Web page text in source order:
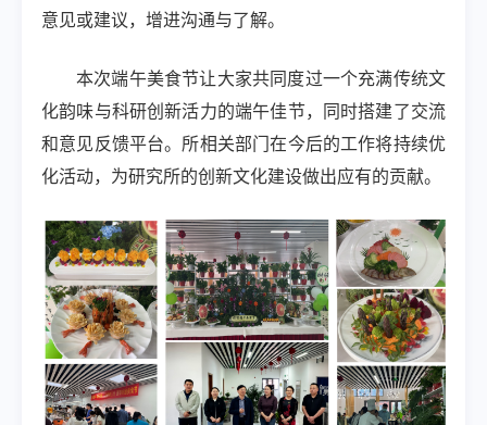
意见或建议，增进沟通与了解。
本次端午美食节让大家共同度过一个充满传统文
化韵味与科研创新活力的端午佳节，同时搭建了交流
和意见反馈平台。所相关部门在今后的工作将持续优
化活动，为研究所的创新文化建设做出应有的贡献。